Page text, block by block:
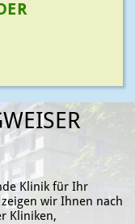
Klinik für Ihr
wir Ihnen nach
Kliniken,